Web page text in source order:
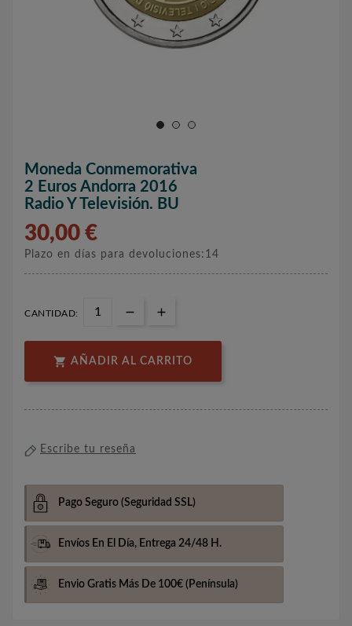
Moneda Conmemorativa
2 Euros Andorra 2016
Radio Y Televisión. BU
30,00 €
Plazo en días para devoluciones:14
CANTIDAD:
 AÑADIR AL CARRITO
Escribe tu reseña
Pago Seguro (Seguridad SSL)
Envíos En El Día, Entrega 24/48 H.
Envio Gratis Más De 100€ (Península)